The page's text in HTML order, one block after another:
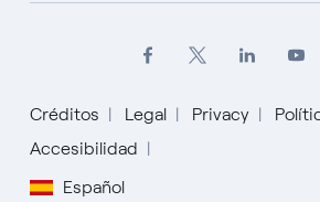
Créditos Legal Privacy
Accesibilidad
Español
English